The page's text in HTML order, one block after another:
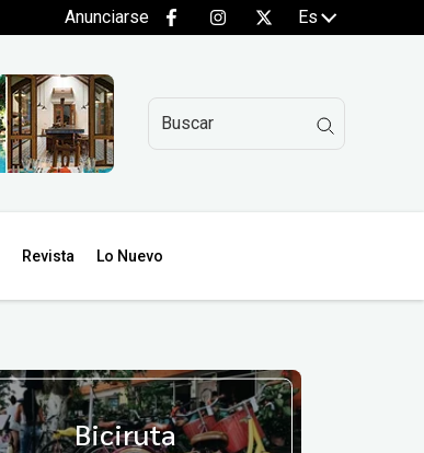
Anunciarse Es
Revista Lo Nuevo
Biciruta